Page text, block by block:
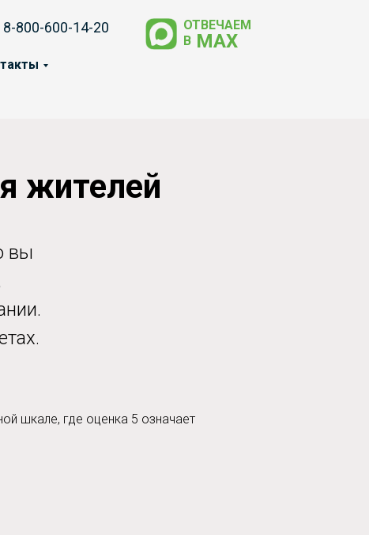
8-800-600-14-20
ОТВЕЧАЕМ
В МАХ
жителей
вы
шкале, где оценка 5 означает